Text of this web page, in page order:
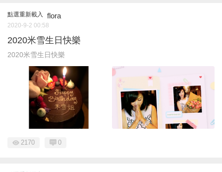
點選重新載入 flora
2020-9-2 00:58
2020米雪生日快樂
2020米雪生日快樂
2170 0